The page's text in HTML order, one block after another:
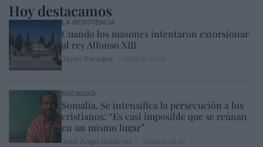
Hoy destacamos
LA RESISTENCIA
Cuando los masones intentaron extorsionar
al rey Alfonso XIII
SOCIEDAD
Somalia. Se intensifica la persecución a los
cristianos: “Es casi imposible que se reúnan
en un mismo lugar”